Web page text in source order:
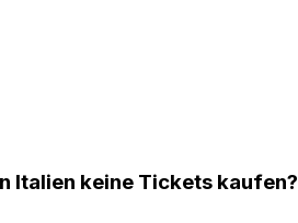
Italien keine Tickets kaufen?